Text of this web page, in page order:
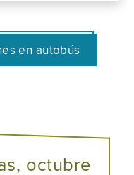
en autobús
octubre